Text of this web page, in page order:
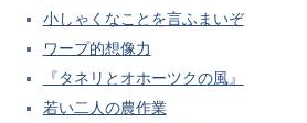
小しゃくなことを言ふまいぞ
ワープ的想像力
『タネリとオホーツクの風』
若い二人の農作業